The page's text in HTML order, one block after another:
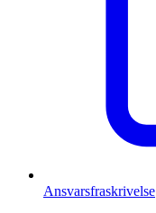
Ansvarsfraskrivelse